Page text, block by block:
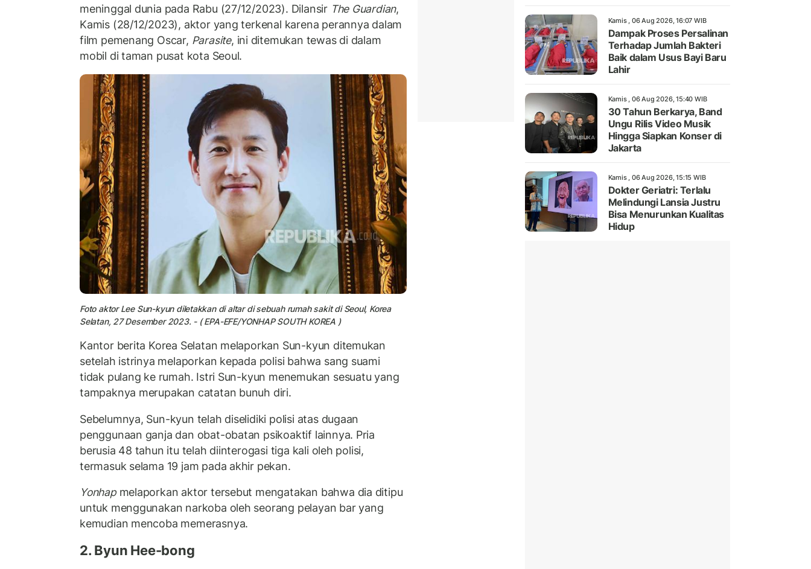
meninggal dunia pada Rabu (27/12/2023). Dilansir The Guardian,
Kamis (28/12/2023), aktor yang terkenal karena perannya dalam
film pemenang Oscar, Parasite, ini ditemukan tewas di dalam
mobil di taman pusat kota Seoul.
Foto aktor Lee Sun-kyun diletakkan di altar di sebuah rumah sakit di Seoul, Korea
Selatan, 27 Desember 2023. - ( EPA-EFE/YONHAP SOUTH KOREA )
Kantor berita Korea Selatan melaporkan Sun-kyun ditemukan
setelah istrinya melaporkan kepada polisi bahwa sang suami
tidak pulang ke rumah. Istri Sun-kyun menemukan sesuatu yang
tampaknya merupakan catatan bunuh diri.
Sebelumnya, Sun-kyun telah diselidiki polisi atas dugaan
penggunaan ganja dan obat-obatan psikoaktif lainnya. Pria
berusia 48 tahun itu telah diinterogasi tiga kali oleh polisi,
termasuk selama 19 jam pada akhir pekan.
Yonhapmelaporkan aktor tersebut mengatakan bahwa dia ditipu
untuk menggunakan narkoba oleh seorang pelayan bar yang
kemudian mencoba memerasnya.
2. Byun Hee-bong
Kamis , 06 Aug 2026, 16:07 WIB
Dampak Proses Persalinan
Terhadap Jumlah Bakteri
Baik dalam Usus Bayi Baru
Lahir
Kamis , 06 Aug 2026, 15:40 WIB
30 Tahun Berkarya, Band
Ungu Rilis Video Musik
Hingga Siapkan Konser di
Jakarta
Kamis , 06 Aug 2026, 15:15 WIB
Dokter Geriatri: Terlalu
Melindungi Lansia Justru
Bisa Menurunkan Kualitas
Hidup